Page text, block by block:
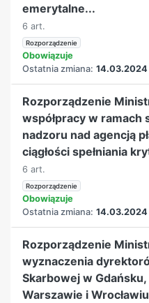
emerytalne...
6 art.
Rozporządzenie
Obowiązuje
Ostatnia zmiana: 14.03.2024
Rozporządzenie
współpracy w ramach
nadzoru nad agencją
ciągłości spełniania
6 art.
Rozporządzenie
Obowiązuje
Ostatnia zmiana: 14.03.2024
Rozporządzenie
wyznaczenia
Skarbowej w
Warszawie i